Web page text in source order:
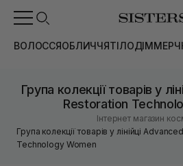
ВОЛОССЯОБЛИЧЧЯТІЛОДІММЕРЧ
Група колекції товарів у
Restoration
Інтернет магазин
Група колекції товарів у лінійці
Technology Women